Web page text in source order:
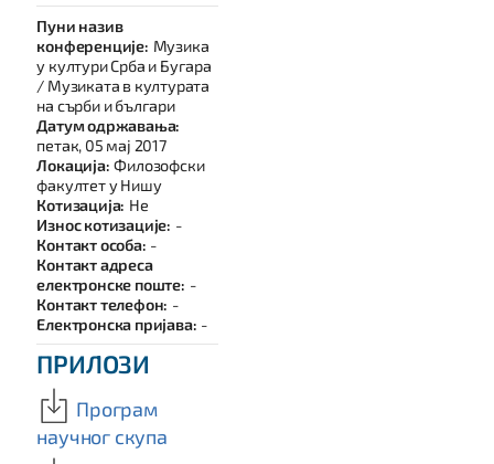
Пуни назив
конференције: Музика
у култури Срба и Бугара
/ Музиката в културата
на сърби и българи
Датум одржавања:
петак, 05 мај 2017
Локација: Филозофски
факултет у Нишу
Котизација: Не
Износ котизације: -
Контакт особа: -
Контакт адреса
електронске поште: -
Контакт телефон: -
Електронска пријава: -
ПРИЛОЗИ
Програм
научног скупа